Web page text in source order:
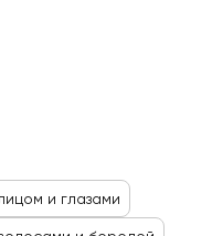
и глазами